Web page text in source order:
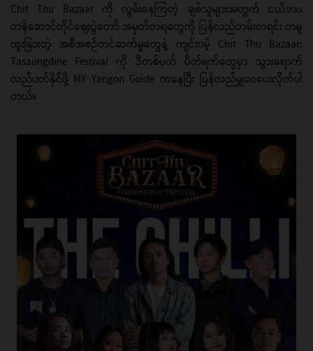
Chit Thu Bazaar ကို လွမ်း‌နေကြတဲ့ ချစ်သူများအတွက် ငယ်ဘ၀
တန်ဆောင်တိုင်စျေးပွဲတော် အမှတ်တရတွေကို ပြန်လည်တမ်းတရင်း တမူ
ထူးခြားတဲ့ အစီအစဉ်တင်ဆက်မှုတွေနဲ့ ကျင်းပမဲ့ Chit Thu Bazaar:
Tasaungdine Festival ကို ဒီတစ်ပတ် ပိတ်ရက်တွေမှာ သွားရောက်
လည်ပတ်နိုင်ဖို့ MY Yangon Guide ကနေပြီး ပြန်လည်မျှဝေပေးလိုက်ပါ
တယ်။